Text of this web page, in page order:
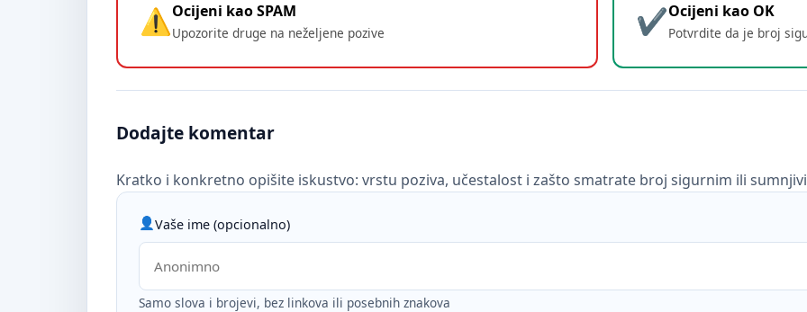
Ocijeni kao SPAM
Upozorite druge na neželjene pozive
Ocijeni kao OK
Potvrdite da je broj
Dodajte komentar
Kratko i konkretno opišite iskustvo: vrstu poziva, učestalost i zašto smatrate broj sigurnim ili
Vaše ime (opcionalno)
Samo slova i brojevi, bez linkova ili posebnih znakova